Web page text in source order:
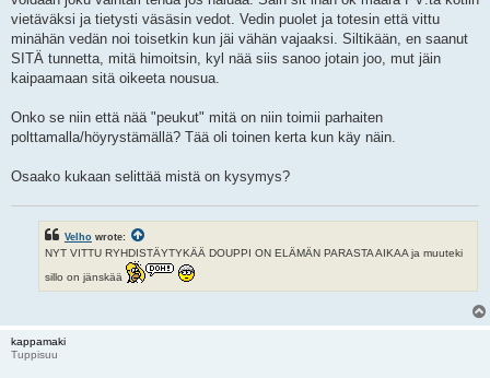
vietäväksi ja tietysti väsäsin vedot. Vedin puolet ja totesin että vittu
minähän vedän noi toisetkin kun jäi vähän vajaaksi. Siltikään, en saanut
SITÄ tunnetta, mitä himoitsin, kyl nää siis sanoo jotain joo, mut jäin
kaipaamaan sitä oikeeta nousua.
Onko se niin että nää "peukut" mitä on niin toimii parhaiten
polttamalla/höyrystämällä? Tää oli toinen kerta kun käy näin.
Osaako kukaan selittää mistä on kysymys?
Velho wrote:
NYT VITTU RYHDISTÄYTYKÄÄ DOUPPI ON ELÄMÄN PARASTA AIKAA ja muuteki
sillo on jänskää
kappamaki
Tuppisuu